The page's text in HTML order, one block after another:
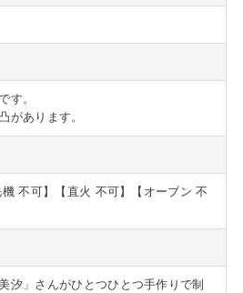
す。
があります。
機 不可】【直火 不可】【オーブン 不
汐」さんがひとつひとつ手作りで制